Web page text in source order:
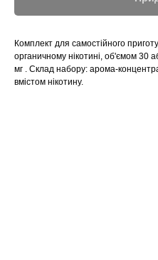
Комплект для самостійного
органичному нікотині, об'ємом 30
мг . Склад набору: арома-
вмістом нікотину.